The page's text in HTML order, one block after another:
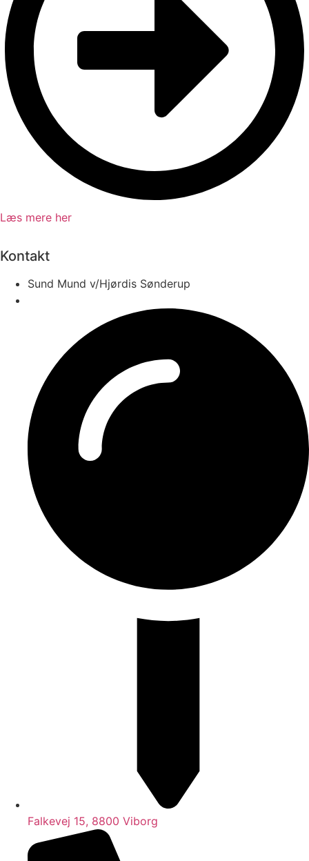
Læs mere her
Kontakt
Sund Mund v/Hjørdis Sønderup
Falkevej 15, 8800 Viborg